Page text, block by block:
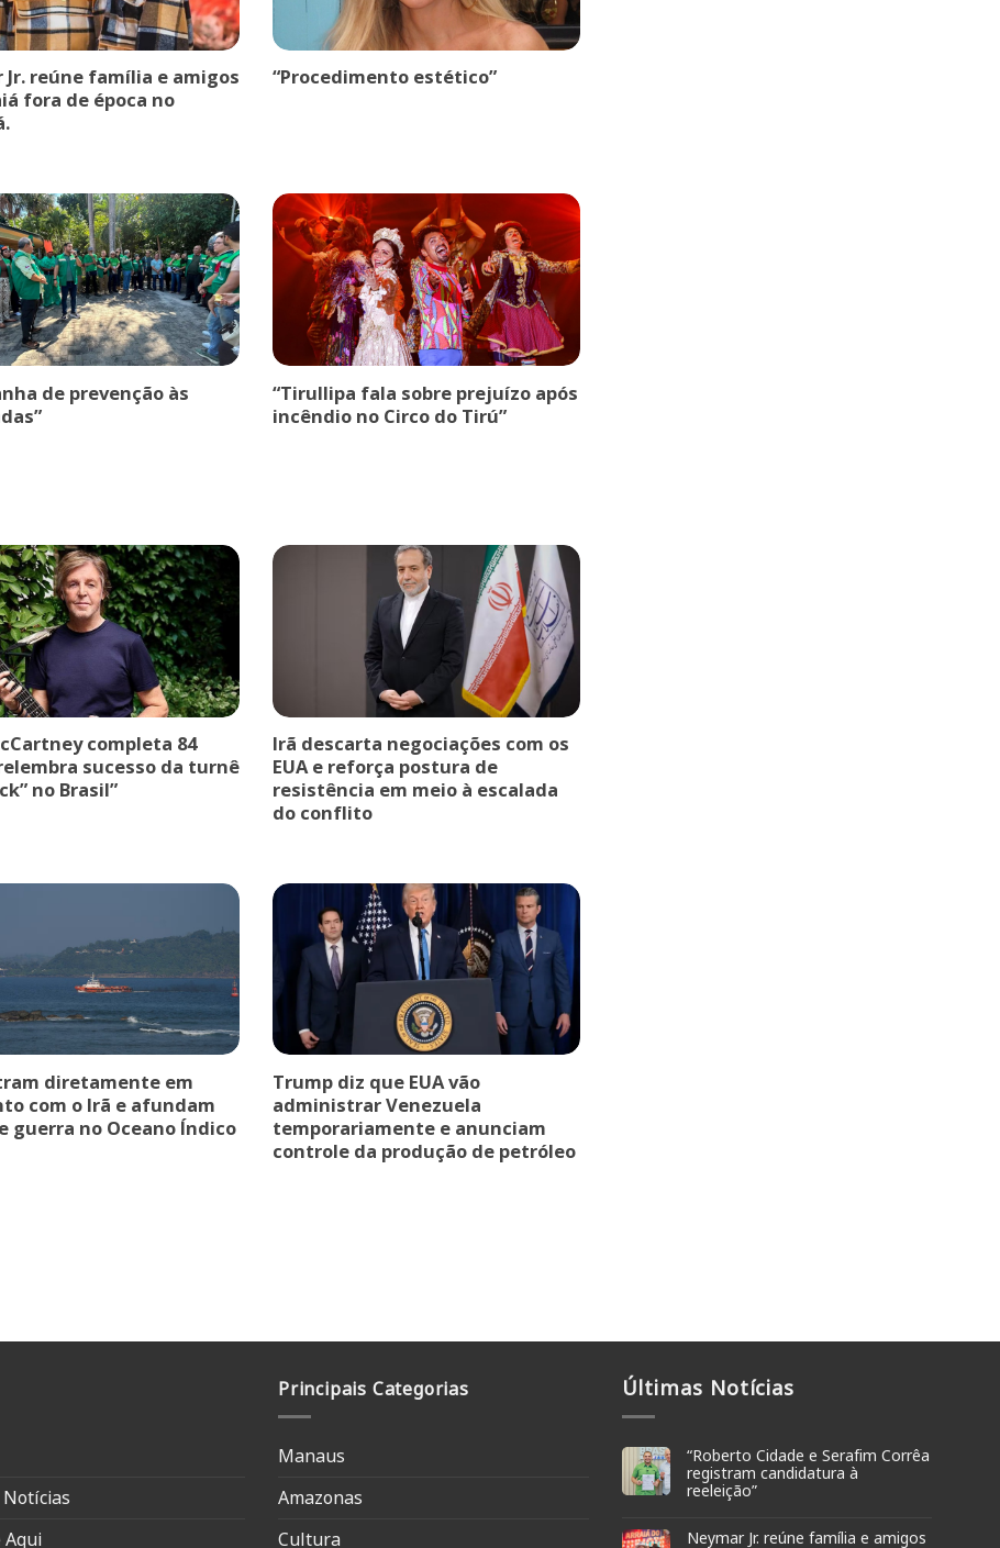
Jr. reúne família e amigos
fora de época no
“Procedimento estético”
de prevenção às
“Tirullipa fala sobre prejuízo após
incêndio no Circo do Tirú”
completa 84
sucesso da turnê
no Brasil”
Irã descarta negociações com os
EUA e reforça postura de
resistência em meio à escalada
do conflito
diretamente em
com o Irã e afundam
guerra no Oceano Índico
Trump diz que EUA vão
administrar Venezuela
temporariamente e anunciam
controle da produção de petróleo
Aqui
Principais Categorias
Manaus
Amazonas
Cultura
Últimas Notícias
“Roberto Cidade e Serafim Corrêa
registram candidatura à
reeleição”
Neymar Jr. reúne família e amigos